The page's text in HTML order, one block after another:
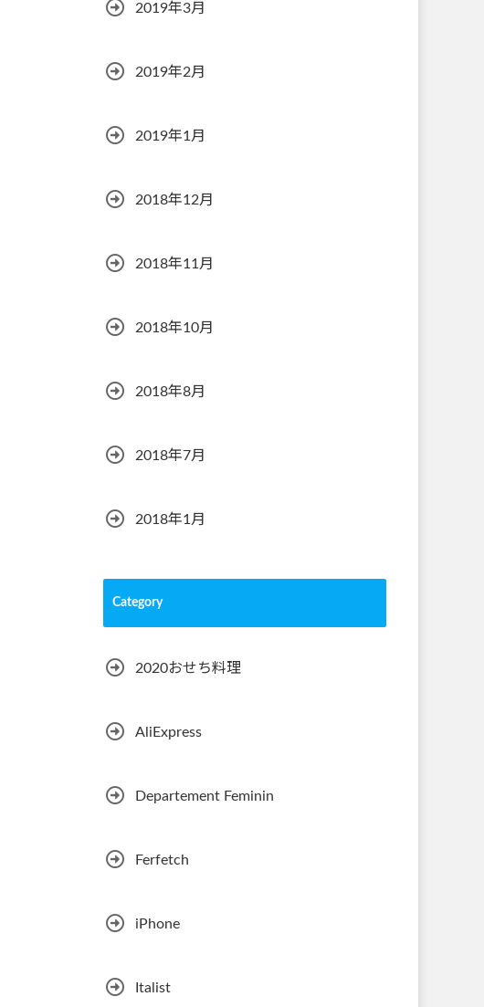
2019年3月
2019年2月
2019年1月
2018年12月
2018年11月
2018年10月
2018年8月
2018年7月
2018年1月
Category
2020おせち料理
AliExpress
Departement Feminin
Ferfetch
iPhone
Italist